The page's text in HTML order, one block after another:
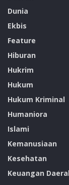
Dunia
Ekbis
Feature
Hiburan
Hukrim
Hukum
Hukum Kriminal
Humaniora
Islami
Kemanusiaan
Kesehatan
Keuangan